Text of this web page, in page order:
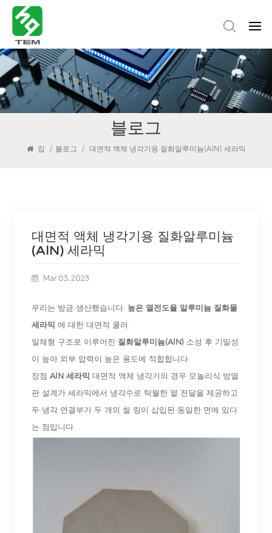
블로그
집 / 블로그 / 대면적 액체 냉각기용 질화알루미늄(AlN) 세라믹
대면적 액체 냉각기용 질화알루미늄
(AlN) 세라믹
Mar 03, 2023
우리는 방금 생산했습니다. 높은 열전도율 알루미늄 질화물
세라믹 에 대한 대면적 쿨러.
일체형 구조로 이루어진 질화알루미늄(AlN) 소성 후 기밀성
이 높아 외부 압력이 높은 용도에 적합합니다.
장점AlN 세라믹 대면적 액체 냉각기의 경우 모놀리식 방열
판 설계가 세라믹에서 냉각수로 탁월한 열 전달을 제공하고
두 냉각 연결부가 두 개의 씰 링이 삽입된 동일한 면에 있다
는 점입니다.